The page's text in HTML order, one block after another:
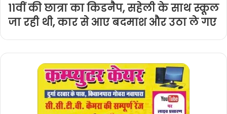
11वीं की छात्रा का किडनैप, सहेली के साथ स्कूल
जा रही थी, कार से आए बदमाश और उठा ले गए